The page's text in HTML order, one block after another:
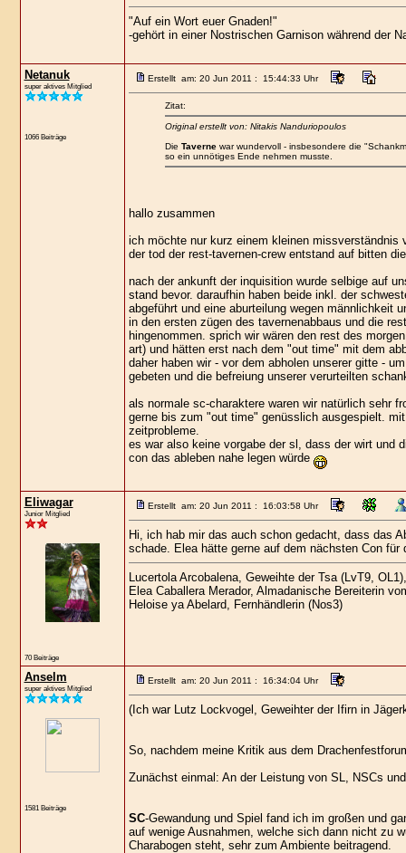
"Auf ein Wort euer Gnaden!"
-gehört in einer Nostrischen Garnison während der
Netanuk
super aktives Mitglied
1066 Beiträge
Erstellt am: 20 Jun 2011 : 15:44:33 Uhr
Zitat:
Original erstellt von: Nitakis Nanduriopoulos
Die Tavernewar wundervoll - insbesondere die
so ein unnötiges Ende nehmen musste.
hallo zusammen
ich möchte nur kurz einem kleinen missverständnis
der tod der rest-tavernen-crew entstand auf bitten
nach der ankunft der inquisition wurde selbige auf
stand bevor. daraufhin haben beide inkl. der
abgeführt und eine aburteilung wegen männlichkeit
in den ersten zügen des tavernenabbaus und die
hingenommen. sprich wir wären den rest des
art) und hätten erst nach dem "out time" mit dem
daher haben wir - vor dem abholen unserer gitte -
gebeten und die befreiung unserer verurteilten
als normale sc-charaktere waren wir natürlich sehr
gerne bis zum "out time" genüsslich ausgespielt.
zeitprobleme.
es war also keine vorgabe der sl, dass der wirt und
con das ableben nahe legen würde
Eliwagar
Junior Mitglied
70 Beiträge
Erstellt am: 20 Jun 2011 : 16:03:58 Uhr
Hi, ich hab mir das auch schon gedacht, dass das
schade. Elea hätte gerne auf dem nächsten Con
Lucertola Arcobalena, Geweihte der Tsa (LvT9, OL1),
Elea Caballera Merador, Almadanische Bereiterin
Heloise ya Abelard, Fernhändlerin (Nos3)
Anselm
super aktives Mitglied
1581 Beiträge
Erstellt am: 20 Jun 2011 : 16:34:04 Uhr
(Ich war Lutz Lockvogel, Geweihter der Ifirn in
So, nachdem meine Kritik aus dem
Zunächst einmal: An der Leistung von SL, NSCs
SC-Gewandung und Spiel fand ich im großen und
auf wenige Ausnahmen, welche sich dann nicht zu
Charabogen steht, sehr zum Ambiente beitragend.